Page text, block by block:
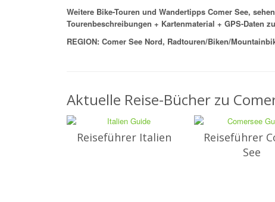
Weitere Bike-Touren und Wandertipps Comer See,
Tourenbeschreibungen + Kartenmaterial + GPS-Daten
REGION: Comer See Nord, Radtouren/Biken/
Aktuelle Reise-Bücher zu
Reiseführer Italien
Reiseführer
See